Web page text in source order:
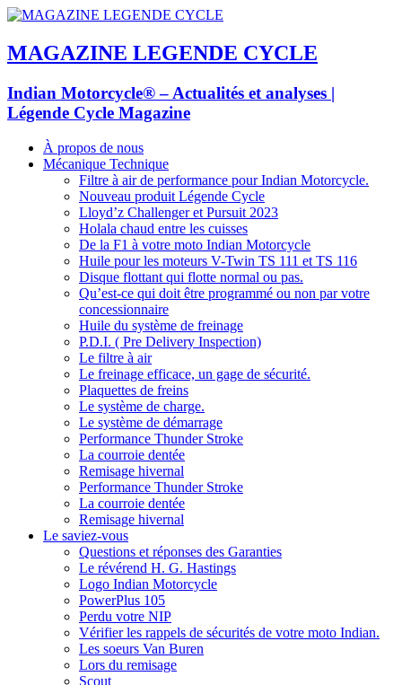
MAGAZINE LEGENDE CYCLE
Indian Motorcycle® – Actualités et analyses |
Légende Cycle Magazine
À propos de nous
Mécanique Technique
Filtre à air de performance pour Indian Motorcycle.
Nouveau produit Légende Cycle
Lloyd’z Challenger et Pursuit 2023
Holala chaud entre les cuisses
De la F1 à votre moto Indian Motorcycle
Huile pour les moteurs V-Twin TS 111 et TS 116
Disque flottant qui flotte normal ou pas.
Qu’est-ce qui doit être programmé ou non par votre
concessionnaire
Huile du système de freinage
P.D.I. ( Pre Delivery Inspection)
Le filtre à air
Le freinage efficace, un gage de sécurité.
Plaquettes de freins
Le système de charge.
Le système de démarrage
Performance Thunder Stroke
La courroie dentée
Remisage hivernal
Performance Thunder Stroke
La courroie dentée
Remisage hivernal
Le saviez-vous
Questions et réponses des Garanties
Le révérend H. G. Hastings
Logo Indian Motorcycle
PowerPlus 105
Perdu votre NIP
Vérifier les rappels de sécurités de votre moto Indian.
Les soeurs Van Buren
Lors du remisage
Scout